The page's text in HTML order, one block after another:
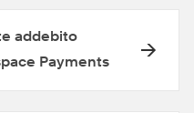
addebito
Payments